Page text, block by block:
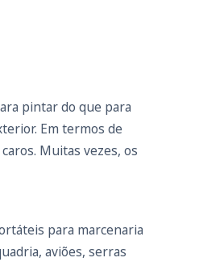
pintar do que para
Em termos de
Muitas vezes, os
para marcenaria
aviões, serras